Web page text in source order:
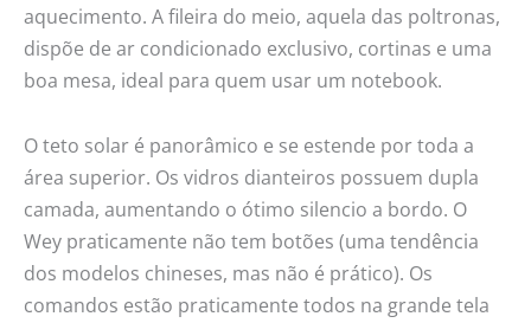
aquecimento. A fileira do meio, aquela das poltronas,
dispõe de ar condicionado exclusivo, cortinas e uma
boa mesa, ideal para quem usar um notebook.
O teto solar é panorâmico e se estende por toda a
área superior. Os vidros dianteiros possuem dupla
camada, aumentando o ótimo silencio a bordo. O
Wey praticamente não tem botões (uma tendência
dos modelos chineses, mas não é prático). Os
comandos estão praticamente todos na grande tela